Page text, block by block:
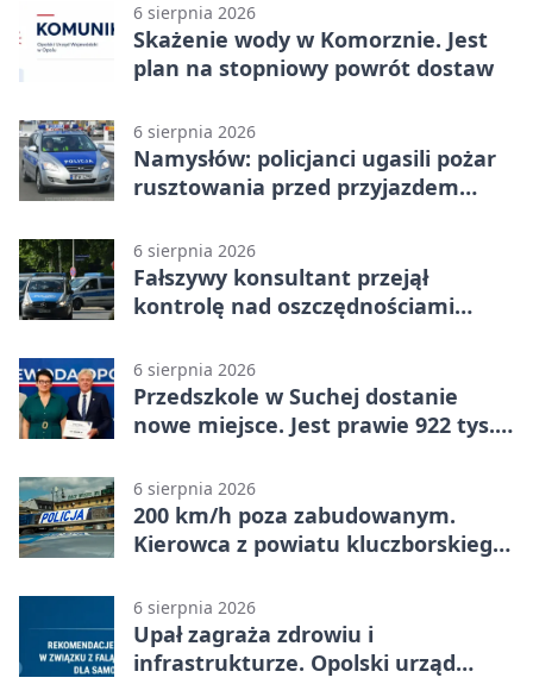
6 sierpnia 2026
Skażenie wody w Komorznie. Jest
plan na stopniowy powrót dostaw
6 sierpnia 2026
Namysłów: policjanci ugasili pożar
rusztowania przed przyjazdem
6 sierpnia 2026
Fałszywy konsultant przejął
kontrolę nad oszczędnościami
6 sierpnia 2026
Przedszkole w Suchej dostanie
nowe miejsce. Jest prawie 922 tys.
6 sierpnia 2026
200 km/h poza zabudowanym.
Kierowca z powiatu kluczborskiego
6 sierpnia 2026
Upał zagraża zdrowiu i
infrastrukturze. Opolski urząd